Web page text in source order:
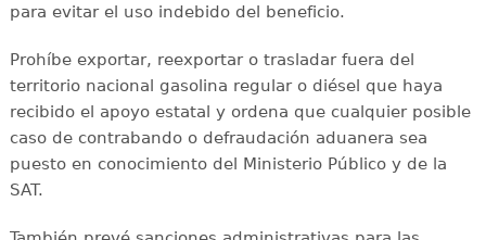
para evitar el uso indebido del beneficio.
Prohíbe exportar, reexportar o trasladar fuera del
territorio nacional gasolina regular o diésel que haya
recibido el apoyo estatal y ordena que cualquier posible
caso de contrabando o defraudación aduanera sea
puesto en conocimiento del Ministerio Público y de la
SAT.